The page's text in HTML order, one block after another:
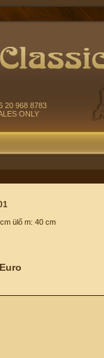
20 968 8783
ONLY
ülő m: 40 cm